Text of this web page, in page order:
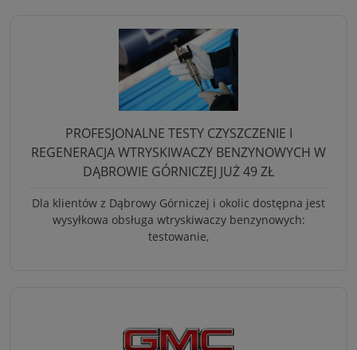
PROFESJONALNE TESTY CZYSZCZENIE I
REGENERACJA WTRYSKIWACZY BENZYNOWYCH W
DĄBROWIE GÓRNICZEJ JUŻ 49 ZŁ
Dla klientów z Dąbrowy Górniczej i okolic dostępna jest
wysyłkowa obsługa wtryskiwaczy benzynowych:
testowanie,